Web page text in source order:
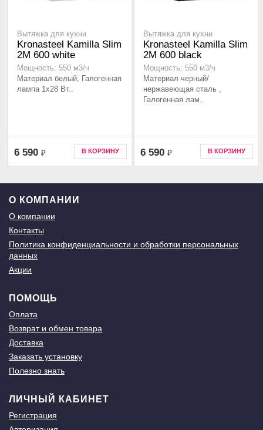
Вытяжка для кухни
Kronasteel Kamilla Slim
2M 600 white
Мощность: 550 м3/ч
Материал белый, Галогенная
лампа 1x28 Вт..
6 590 ₽ В КОРЗИНУ
Вытяжка для кухни
Kronasteel Kamilla Slim
2M 600 black
Мощность: 550 м3/ч
Материал черный/
нержавеющая сталь ,
Галогенная лам..
6 590 ₽ В КОРЗИНУ
О КОМПАНИИ
О компании
Контакты
Политика конфиденциальности и обработки персональных
данных
Акции
ПОМОЩЬ
Оплата
Возврат и обмен товара
Доставка
Заказать установку
Полезно знать
ЛИЧНЫЙ КАБИНЕТ
Регистрация